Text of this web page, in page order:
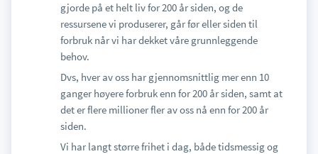
gjorde på et helt liv for 200 år siden, og de
ressursene vi produserer, går før eller siden til
forbruk når vi har dekket våre grunnleggende
behov.
Dvs, hver av oss har gjennomsnittlig mer enn 10
ganger høyere forbruk enn for 200 år siden, samt at
det er flere millioner fler av oss nå enn for 200 år
siden.
Vi har langt større frihet i dag, både tidsmessig og